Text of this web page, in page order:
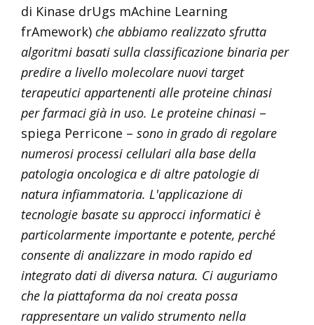
di Kinase drUgs mAchine Learning
frAmework) che abbiamo realizzato sfrutta
algoritmi basati sulla classificazione binaria per
predire a livello molecolare nuovi target
terapeutici appartenenti alle proteine chinasi
per farmaci già in uso. Le proteine chinasi –
spiega Perricone – sono in grado di regolare
numerosi processi cellulari alla base della
patologia oncologica e di altre patologie di
natura infiammatoria. L'applicazione di
tecnologie basate su approcci informatici è
particolarmente importante e potente, perché
consente di analizzare in modo rapido ed
integrato dati di diversa natura. Ci auguriamo
che la piattaforma da noi creata possa
rappresentare un valido strumento nella